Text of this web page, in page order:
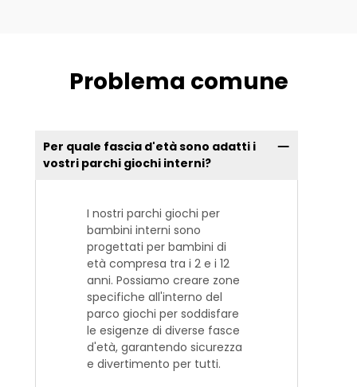
Problema comune
Per quale fascia d'età sono adatti i
vostri parchi giochi interni?
I nostri parchi giochi per
bambini interni sono
progettati per bambini di
età compresa tra i 2 e i 12
anni. Possiamo creare zone
specifiche all'interno del
parco giochi per soddisfare
le esigenze di diverse fasce
d'età, garantendo sicurezza
e divertimento per tutti.